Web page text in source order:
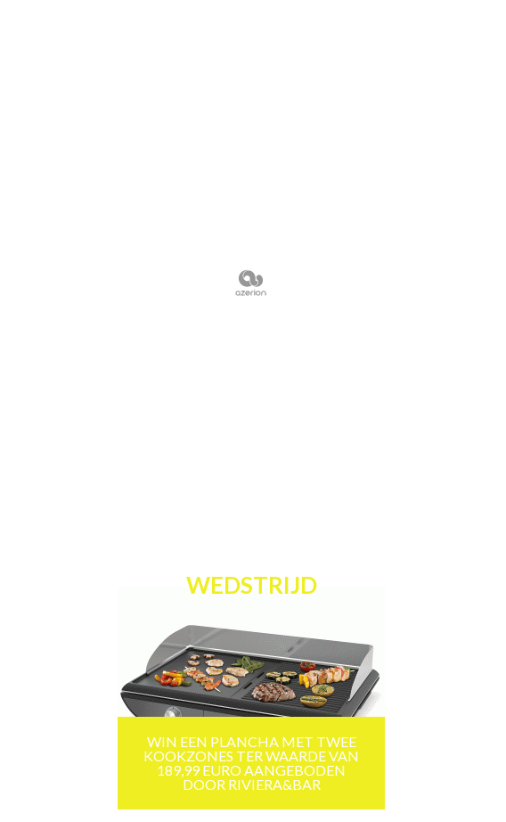
WEDSTRIJD
WIN EEN PLANCHA MET TWEE
KOOKZONES TER WAARDE VAN
189,99 EURO AANGEBODEN
DOOR RIVIERA&BAR